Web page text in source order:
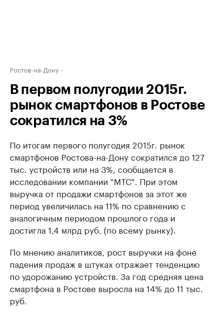
Ростов-на-Дону
В первом полугодии 2015г.
рынок смартфонов в Ростове
сократился на 3%
По итогам первого полугодия 2015г. рынок
смартфонов Ростова-на-Дону сократился до 127
тыс. устройств или на 3%, сообщается в
исследовании компании "МТС". При этом
выручка от продажи смартфонов за этот же
период увеличилась на 11% по сравнению с
аналогичным периодом прошлого года и
достигла 1,4 млрд руб. (по всему рынку).
По мнению аналитиков, рост выручки на фоне
падения продаж в штуках отражает тенденцию
по удорожанию устройств. За год средняя цена
смартфона в Ростове выросла на 14% до 11 тыс.
руб.